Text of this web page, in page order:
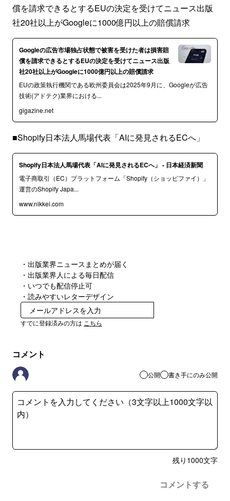
償を請求できるとするEUの決定を受けてニュース出版
社20社以上がGoogleに1000億円以上の賠償請求
Googleの広告市場独占状態で被害を受けた者は損害賠
償を請求できるとするEUの決定を受けてニュース出版
社20社以上がGoogleに1000億円以上の賠償請求
EUの政策執行機関である欧州委員会は2025年9月に、Googleが広告
技術(アドテク)業界における...
gigazine.net
■Shopify日本法人馬場代表「AIに発見されるECへ」
Shopify日本法人馬場代表「AIに発見されるECへ」 - 日本経済新聞
電子商取引（EC）プラットフォーム「Shopify（ショッピファイ）」
運営のShopify Japa...
www.nikkei.com
・出版業界ニュースまとめが届く
・出版業界人による毎日配信
・いつでも配信停止可
・読みやすいレターデザイン
すでに登録済みの方は こちら
コメント
公開 書き手にのみ公開
残り 1000文字
コメントする